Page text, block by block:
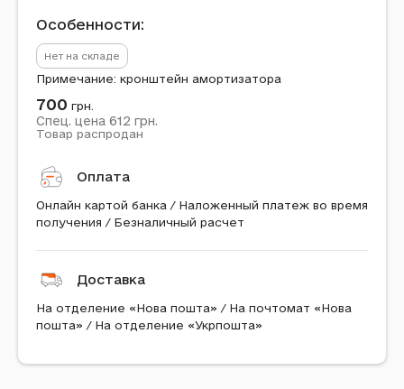
Особенности:
Нет на складе
Примечание: кронштейн амортизатора
700 грн.
Спец. цена 612 грн.
Товар распродан
Оплата
Онлайн картой банка / Наложенный платеж во время
получения / Безналичный расчет
Доставка
На отделение «Нова пошта» / На почтомат «Нова
пошта» / На отделение «Укрпошта»